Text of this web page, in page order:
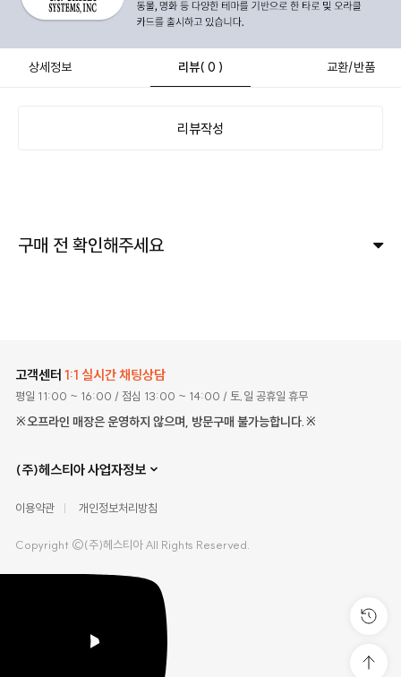
상세정보 리뷰( 0 ) 교환/반품
리뷰작성
구매 전 확인해주세요
고객센터 1:1 실시간 채팅상담
평일 11:00 ~ 16:00 / 점심 13:00 ~ 14:00 / 토,일 공휴일 휴무
※오프라인 매장은 운영하지 않으며, 방문구매 불가능합니다.※
(주)헤스티아 사업자정보
이용약관 개인정보처리방침
Copyright ©(주)헤스티아 All Rights Reserved.